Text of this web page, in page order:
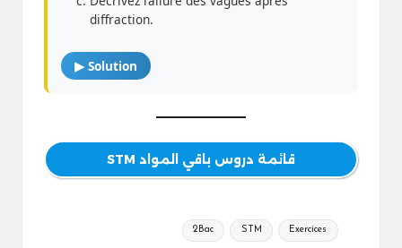
diffraction.
▶ Solution
قائمة دروس باقي المواد STM
Tags:
2Bac STM Exercices